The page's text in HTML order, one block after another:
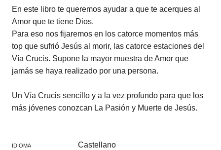
En este libro te queremos ayudar a que te acerques al
Amor que te tiene Dios.
Para eso nos fijaremos en los catorce momentos más
top que sufrió Jesús al morir, las catorce estaciones del
Vía Crucis. Supone la mayor muestra de Amor que
jamás se haya realizado por una persona.
Un Vía Crucis sencillo y a la vez profundo para que los
más jóvenes conozcan La Pasión y Muerte de Jesús.
IDIOMA Castellano